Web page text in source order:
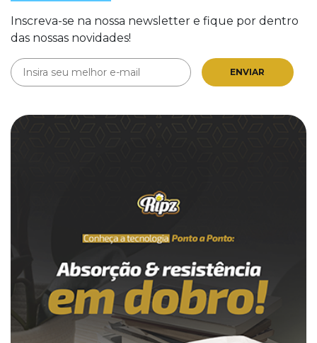
Inscreva-se na nossa newsletter e fique por dentro
das nossas novidades!